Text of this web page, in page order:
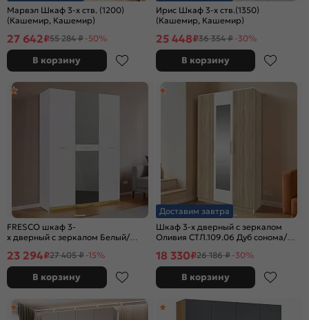
Марвэл Шкаф 3-х ств. (1200)
(Кашемир, Кашемир)
27 642₽55 284 ₽ -50%
В корзину
Ирис Шкаф 3-х ств.(1350)
(Кашемир, Кашемир)
25 448₽36 354 ₽ -30%
В корзину
FRESCO шкаф 3-
х дверный с зеркалом Белый/
23 294₽27 405 ₽ -15%
В корзину
Доставим завтра
Шкаф 3-х дверный с зеркалом
Оливия СТЛ.109.06 Дуб сонома/
18 330₽26 186 ₽ -30%
В корзину